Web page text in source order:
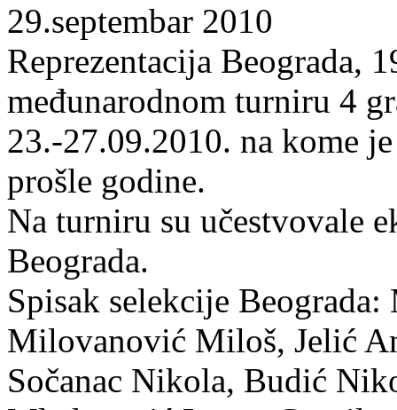
29.septembar 2010
Reprezentacija Beograda,
međunarodnom turniru 4
23.-27.09.2010. na kome
prošle godine.
Na turniru su učestvovale
Beograda.
Spisak selekcije
Milovanović Miloš, Jelić
Sočanac Nikola, Budić